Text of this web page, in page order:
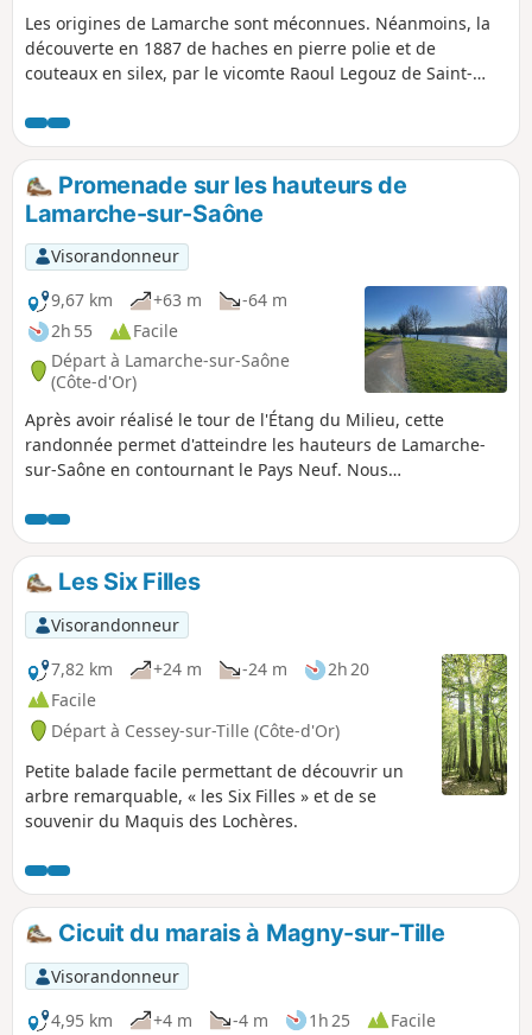
Les origines de Lamarche sont méconnues. Néanmoins, la
découverte en 1887 de haches en pierre polie et de
couteaux en silex, par le vicomte Raoul Legouz de Saint-
Néolithique, même s'il semble que ces outils, retrouvés au
confluent de la Bèze et de la Saône, aient été transportés
jusqu'ici par les crues de ces rivières. Cette balade au calme
en forêt domaniale est un vrai moment de détente.
Promenade sur les hauteurs de
Lamarche-sur-Saône
Visorandonneur
9,67 km
+63 m
-64 m
2h 55
Facile
Départ à Lamarche-sur-Saône
(Côte-d'Or)
Après avoir réalisé le tour de l'Étang du Milieu, cette
randonnée permet d'atteindre les hauteurs de Lamarche-
sur-Saône en contournant le Pays Neuf. Nous
dit des Grandes Charrières, puis dans le Bief aux Renards.
Nous rejoindrons le point de départ en traversant le Pays
Neuf.Les Six Filles
Visorandonneur
7,82 km
+24 m -24 m
2h 20
Facile
Départ à Cessey-sur-Tille (Côte-d'Or)
Petite balade facile permettant de découvrir un
arbre remarquable, « les Six Filles » et de se
souvenir du Maquis des Lochères.
Cicuit du marais à Magny-sur-Tille
Visorandonneur
4,95 km
+4 m -4 m 1h 25 Facile